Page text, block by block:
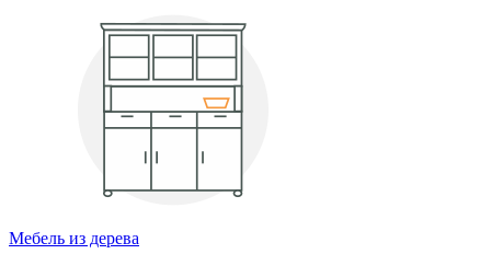
Мебель из дерева